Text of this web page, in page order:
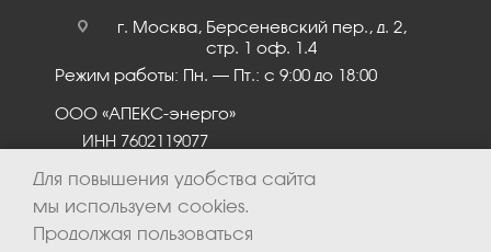
г. Москва, Берсеневский пер., д. 2,
стр. 1 оф. 1.4
Режим работы: Пн. – Пт.: с 9:00 до 18:00
ООО «АПЕКС-энерго»
ИНН 7602119077
Для повышения удобства сайта
мы используем cookies.
Продолжая пользоваться